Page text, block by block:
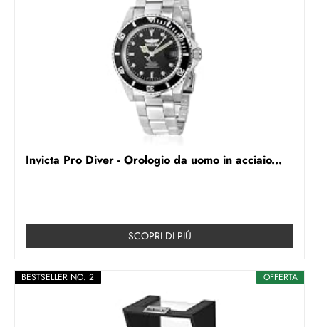
Invicta Pro Diver - Orologio da uomo in acciaio...
SCOPRI DI PIÚ
OFFERTA
BESTSELLER NO. 2